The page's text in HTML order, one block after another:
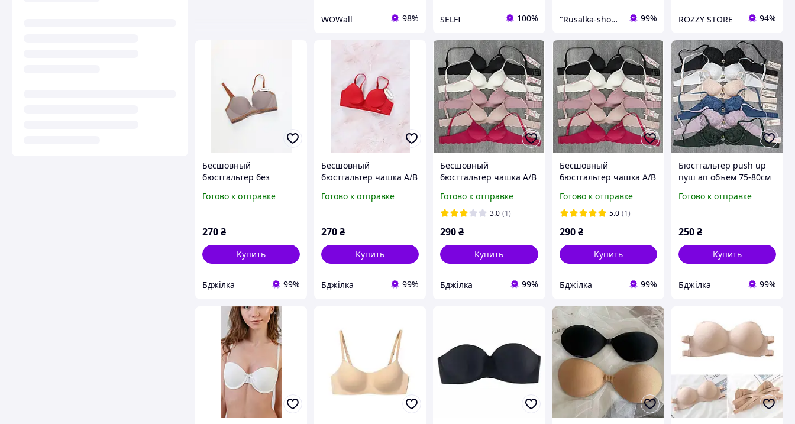
WOWall 98% SELFI 100% "Rusalka-shop" - інтернет магазин спідньої жіночої білизни 99% ROZZY STORE 94%
Бесшовный
бюстгальтер без
push up пуш ап 75 А/В
Готово к отправке
270₴
Купить
Бджілка 99%
Бесшовный
бюстгальтер чашка А/В
цвет бордовый
Готово к отправке
270₴
Купить
Бджілка 99%
Бесшовный
бюстгальтер чашка А/В
молочный 75-80 А/В
Готово к отправке
3.0 (1)
290₴
Купить
Бджілка 99%
Бесшовный
бюстгальтер чашка А/В
бежевый 75-80 А/В
Готово к отправке
5.0 (1)
290 ₴
Купить
Бджілка 99%
Бюстгальтер push up
пуш ап объем 75-80см
Готово к отправке
250₴
Купить
Бджілка 99%